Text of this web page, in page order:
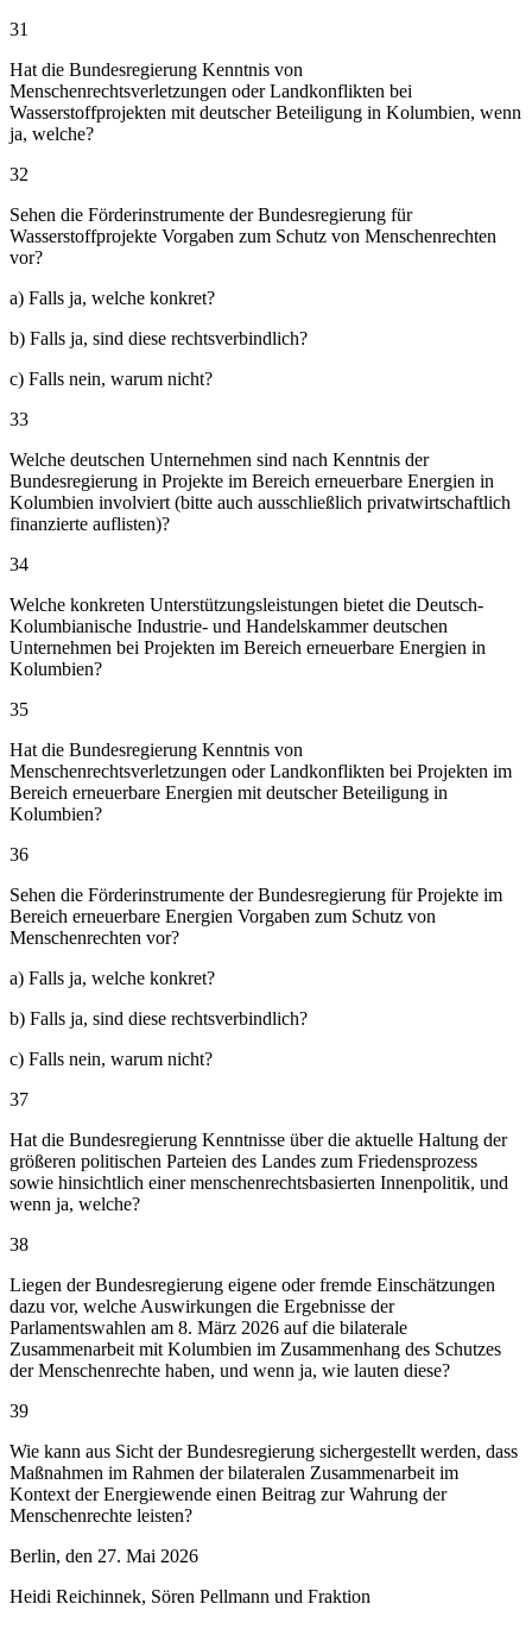
31
Hat die Bundesregierung Kenntnis von
Menschenrechtsverletzungen oder Landkonflikten bei
Wasserstoffprojekten mit deutscher Beteiligung in Kolumbien, wenn
ja, welche?
32
Sehen die Förderinstrumente der Bundesregierung für
Wasserstoffprojekte Vorgaben zum Schutz von Menschenrechten
vor?
a) Falls ja, welche konkret?
b) Falls ja, sind diese rechtsverbindlich?
c) Falls nein, warum nicht?
33
Welche deutschen Unternehmen sind nach Kenntnis der
Bundesregierung in Projekte im Bereich erneuerbare Energien in
Kolumbien involviert (bitte auch ausschließlich privatwirtschaftlich
finanzierte auflisten)?
34
Welche konkreten Unterstützungsleistungen bietet die Deutsch-
Kolumbianische Industrie- und Handelskammer deutschen
Unternehmen bei Projekten im Bereich erneuerbare Energien in
Kolumbien?
35
Hat die Bundesregierung Kenntnis von
Menschenrechtsverletzungen oder Landkonflikten bei Projekten im
Bereich erneuerbare Energien mit deutscher Beteiligung in
Kolumbien?
36
Sehen die Förderinstrumente der Bundesregierung für Projekte im
Bereich erneuerbare Energien Vorgaben zum Schutz von
Menschenrechten vor?
a) Falls ja, welche konkret?
b) Falls ja, sind diese rechtsverbindlich?
c) Falls nein, warum nicht?
37
Hat die Bundesregierung Kenntnisse über die aktuelle Haltung der
größeren politischen Parteien des Landes zum Friedensprozess
sowie hinsichtlich einer menschenrechtsbasierten Innenpolitik, und
wenn ja, welche?
38
Liegen der Bundesregierung eigene oder fremde Einschätzungen
dazu vor, welche Auswirkungen die Ergebnisse der
Parlamentswahlen am 8. März 2026 auf die bilaterale
Zusammenarbeit mit Kolumbien im Zusammenhang des Schutzes
der Menschenrechte haben, und wenn ja, wie lauten diese?
39
Wie kann aus Sicht der Bundesregierung sichergestellt werden, dass
Maßnahmen im Rahmen der bilateralen Zusammenarbeit im
Kontext der Energiewende einen Beitrag zur Wahrung der
Menschenrechte leisten?
Berlin, den 27. Mai 2026
Heidi Reichinnek, Sören Pellmann und Fraktion